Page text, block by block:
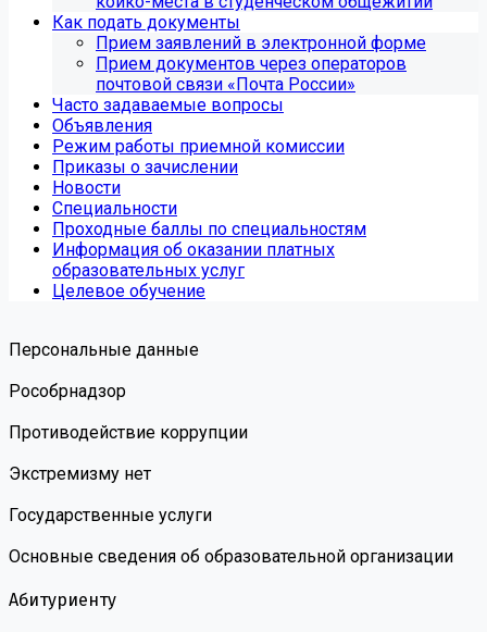
Как подать документы
Прием заявлений в электронной форме
Прием документов через операторов
почтовой связи «Почта России»
Часто задаваемые вопросы
Объявления
Режим работы приемной комиссии
Приказы о зачислении
Новости
Специальности
Проходные баллы по специальностям
Информация об оказании платных
образовательных услуг
Целевое обучение
Персональные данные
Роcобрнадзор
Противодействие коррупции
Экстремизму нет
Государственные услуги
Основные сведения об образовательной организации
Абитуриенту